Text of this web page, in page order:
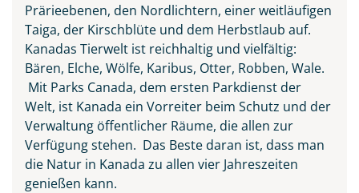
Prärieebenen, den Nordlichtern, einer weitläufigen
Taiga, der Kirschblüte und dem Herbstlaub auf.
Kanadas Tierwelt ist reichhaltig und vielfältig:
Bären, Elche, Wölfe, Karibus, Otter, Robben, Wale.
Mit Parks Canada, dem ersten Parkdienst der
Welt, ist Kanada ein Vorreiter beim Schutz und der
Verwaltung öffentlicher Räume, die allen zur
Verfügung stehen. Das Beste daran ist, dass man
die Natur in Kanada zu allen vier Jahreszeiten
genießen kann.